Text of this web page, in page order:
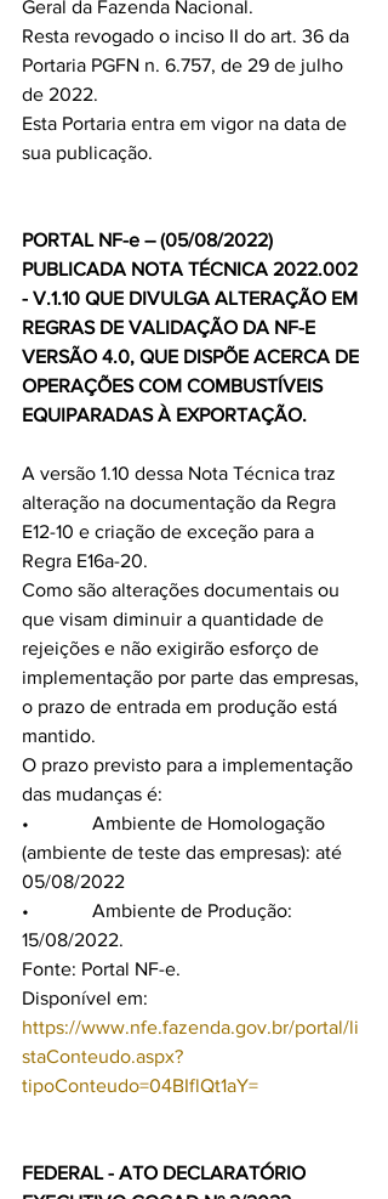
Geral da Fazenda Nacional.
Resta revogado o inciso II do art. 36 da
Portaria PGFN n. 6.757, de 29 de julho
de 2022.
Esta Portaria entra em vigor na data de
sua publicação.
PORTAL NF-e – (05/08/2022)
PUBLICADA NOTA TÉCNICA 2022.002
- V.1.10 QUE DIVULGA ALTERAÇÃO EM
REGRAS DE VALIDAÇÃO DA NF-E
VERSÃO 4.0, QUE DISPÕE ACERCA DE
OPERAÇÕES COM COMBUSTÍVEIS
EQUIPARADAS À EXPORTAÇÃO.
A versão 1.10 dessa Nota Técnica traz
alteração na documentação da Regra
E12-10 e criação de exceção para a
Regra E16a-20.
Como são alterações documentais ou
que visam diminuir a quantidade de
rejeições e não exigirão esforço de
implementação por parte das empresas,
o prazo de entrada em produção está
mantido.
O prazo previsto para a implementação
das mudanças é:
•             Ambiente de Homologação
(ambiente de teste das empresas): até
05/08/2022
•             Ambiente de Produção:
15/08/2022.
Fonte: Portal NF-e.
Disponível em:
https://www.nfe.fazenda.gov.br/portal/li
staConteudo.aspx?
tipoConteudo=04BIflQt1aY=
FEDERAL - ATO DECLARATÓRIO